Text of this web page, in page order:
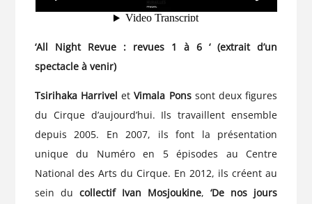
‘All Night Revue : revues 1 à 6 ‘ (extrait d’un
spectacle à venir)
Tsirihaka Harrivel etVimala Ponssont deux figures
du Cirque d’aujourd’hui. Ils travaillent ensemble
depuis 2005. En 2007, ils font la présentation
unique du Numéro en 5 épisodes au Centre
National des Arts du Cirque. En 2012, ils créent au
sein du collectif Ivan Mosjoukine,‘De nos jours